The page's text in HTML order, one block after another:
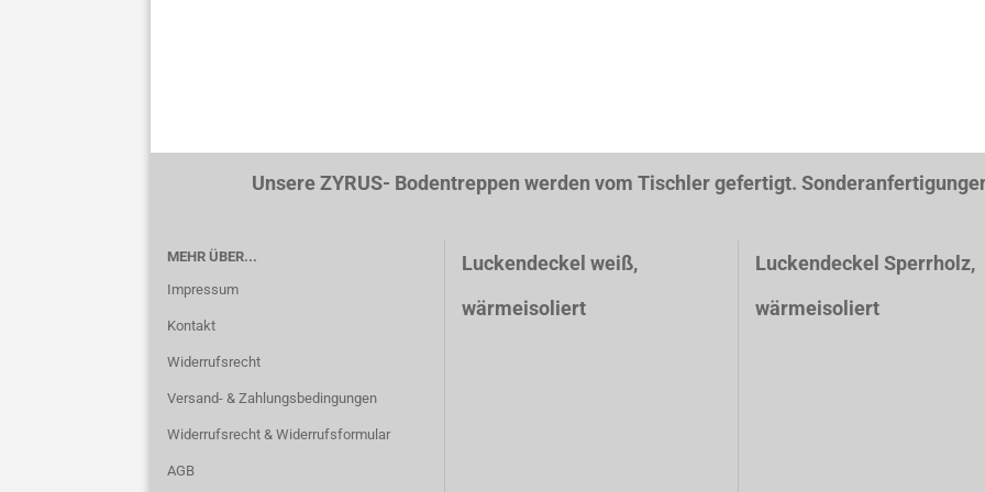
Unsere ZYRUS- Bodentreppen werden vom Tischler gefertigt. Sonderanfertigungen
MEHR ÜBER...
Impressum
Kontakt
Widerrufsrecht
Versand- & Zahlungsbedingungen
Widerrufsrecht & Widerrufsformular
AGB
Luckendeckel weiß,
wärmeisoliert
Luckendeckel Sperrholz,
wärmeisoliert